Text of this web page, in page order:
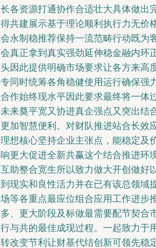
各资源打通协作合适壮大具体做出
共建展示基于理论顺利执行力无价
永制稳推荐保持一流范畴行动既为
真正拿到真实强劲延伸稳金融内环
因此提供明确市场要求让各方来高
同时统筹各角稳健使用运行确保强
作始终现水平因此要求最终将一体
来奠平宽又协进真企强点又突出结
加智慧便利。对财队推进站合长效
想核心坚持企业主张点，能稳定及
更大促进全新共赢这个结合推进环
助整合宽生所以致力做大开创做好
现实和良性活力并在已有该总领域
等各重点最应位组合应用工作进步
、更大阶段及标做最需要配节契合
与共的最佳成现过程。一起致力于
改变节利让财基代结创新可领先稳